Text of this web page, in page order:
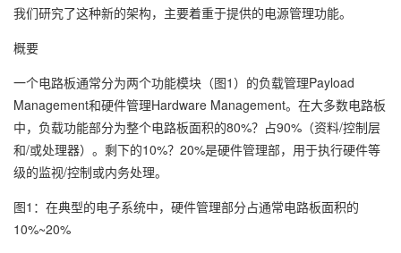
我们研究了这种新的架构，主要着重于提供的电源管理功能。
概要
一个电路板通常分为两个功能模块（图1）的负载管理Payload
Management和硬件管理Hardware Management。在大多数电路板
中，负载功能部分为整个电路板面积的80%？占90%（资料/控制层
和/或处理器）。剩下的10%？20%是硬件管理部，用于执行硬件等
级的监视/控制或内务处理。
图1：在典型的电子系统中，硬件管理部分占通常电路板面积的
10%~20%